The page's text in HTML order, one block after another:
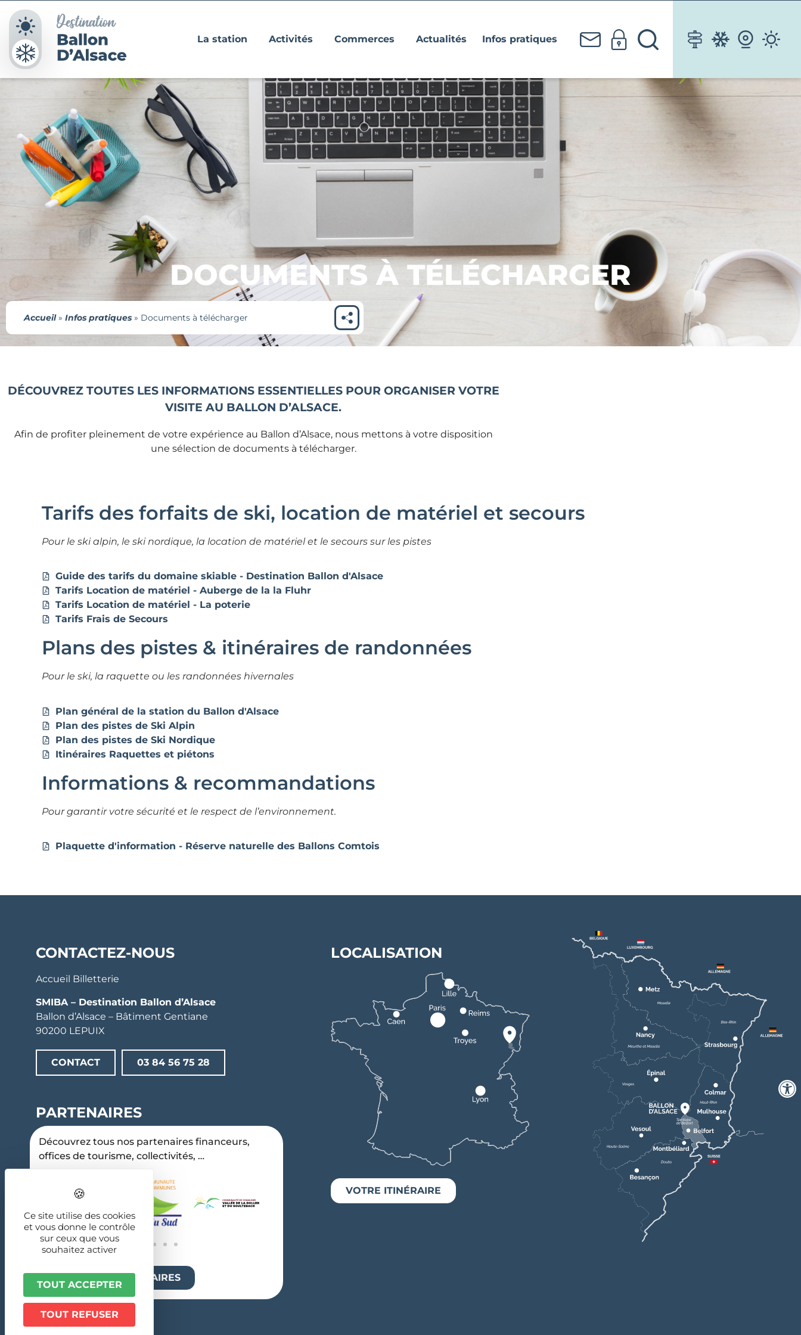
La station Activités Commerces Actualités Infos pratiques
DOCUMENTS À TÉLÉCHARGER
Accueil» Infos pratiques » Documents à télécharger
DÉCOUVREZ TOUTES LES INFORMATIONS ESSENTIELLES POUR ORGANISER VOTRE
VISITE AU BALLON D’ALSACE.
Afin de profiter pleinement de votre expérience au Ballon d’Alsace, nous mettons à votre disposition
une sélection de documents à télécharger.
Tarifs des forfaits de ski, location de matériel et secours
Pour le ski alpin, le ski nordique, la location de matériel et le secours sur les pistes
Guide des tarifs du domaine skiable - Destination Ballon d'Alsace
Tarifs Location de matériel - Auberge de la la Fluhr
Tarifs Location de matériel - La poterie
Tarifs Frais de Secours
Plans des pistes & itinéraires de randonnées
Pour le ski, la raquette ou les randonnées hivernales
Plan général de la station du Ballon d'Alsace
Plan des pistes de Ski Alpin
Plan des pistes de Ski Nordique
Itinéraires Raquettes et piétons
Informations & recommandations
Pour garantir votre sécurité et le respect de l’environnement.
Plaquette d'information - Réserve naturelle des Ballons Comtois
CONTACTEZ-NOUS
Accueil Billetterie
SMIBA – Destination Ballon d’Alsace
Ballon d’Alsace – Bâtiment Gentiane
90200 LEPUIX
CONTACT 03 84 56 75 28
PARTENAIRES
Découvrez tous nos partenaires financeurs,
offices de tourisme, collectivités, …
TOUS NOS PARTENAIRES
LOCALISATION
VOTRE ITINÉRAIRE
Panneau de gestion des cookies
Ce site utilise des cookies
et vous donne le contrôle
sur ceux que vous
souhaitez activer
TOUT ACCEPTER
TOUT REFUSER